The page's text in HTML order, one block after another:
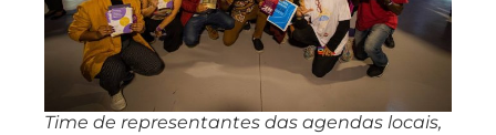
Time de representantes das agendas locais,